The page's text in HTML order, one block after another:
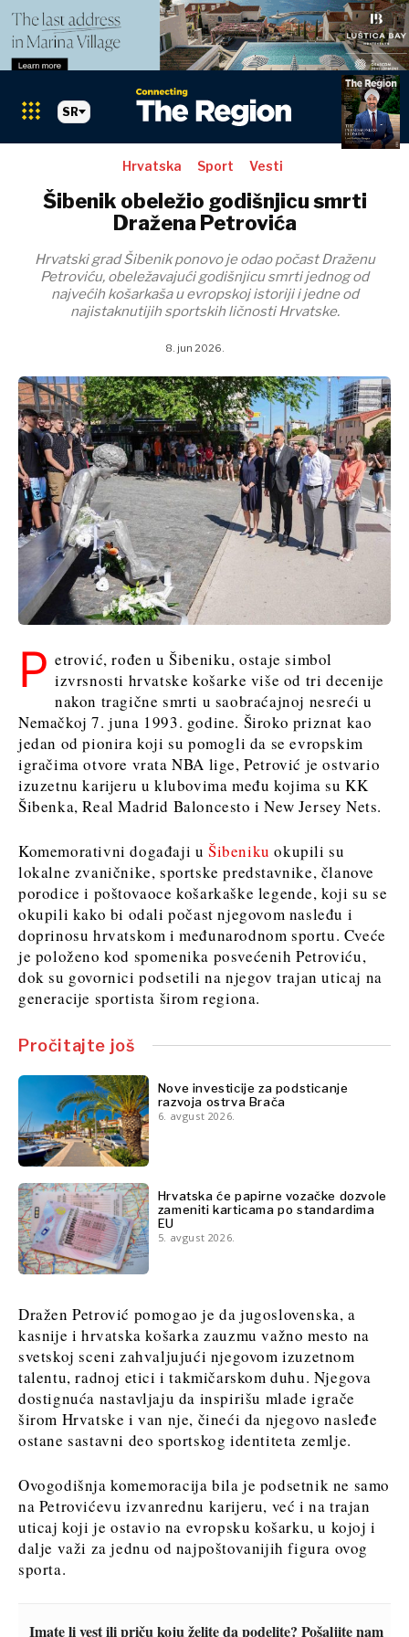
SR
Hrvatska Sport Vesti
Šibenik obeležio godišnjicu smrti
Dražena Petrovića
Hrvatski grad Šibenik ponovo je odao počast Draženu
Petroviću, obeležavajući godišnjicu smrti jednog od
najvećih košarkaša u evropskoj istoriji i jedne od
najistaknutijih sportskih ličnosti Hrvatske.
8. jun 2026.
P etrović, rođen u Šibeniku, ostaje simbol
izvrsnosti hrvatske košarke više od tri decenije
nakon tragične smrti u saobraćajnoj nesreći u
Nemačkoj 7. juna 1993. godine. Široko priznat kao
jedan od pionira koji su pomogli da se evropskim
igračima otvore vrata NBA lige, Petrović je ostvario
izuzetnu karijeru u klubovima među kojima su KK
Šibenka, Real Madrid Baloncesto i New Jersey Nets.
Komemorativni događaji uŠibenikuokupili su
lokalne zvaničnike, sportske predstavnike, članove
porodice i poštovaoce košarkaške legende, koji su se
okupili kako bi odali počast njegovom nasleđu i
doprinosu hrvatskom i međunarodnom sportu. Cveće
je položeno kod spomenika posvećenih Petroviću,
dok su govornici podsetili na njegov trajan uticaj na
generacije sportista širom regiona.
Pročitajte još
Nove investicije za podsticanje
razvoja ostrva Brača
6. avgust 2026.
Hrvatska će papirne vozačke dozvole
zameniti karticama po standardima
EU
5. avgust 2026.
Dražen Petrović pomogao je da jugoslovenska, a
kasnije i hrvatska košarka zauzmu važno mesto na
svetskoj sceni zahvaljujući njegovom izuzetnom
talentu, radnoj etici i takmičarskom duhu. Njegova
dostignuća nastavljaju da inspirišu mlade igrače
širom Hrvatske i van nje, čineći da njegovo nasleđe
ostane sastavni deo sportskog identiteta zemlje.
Ovogodišnja komemoracija bila je podsetnik ne samo
na Petrovićevu izvanrednu karijeru, već i na trajan
uticaj koji je ostavio na evropsku košarku, u kojoj i
dalje važi za jednu od najpoštovanijih figura ovog
sporta.
Imate li vest ili priču koju želite da podelite? Pošaljite nam